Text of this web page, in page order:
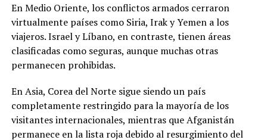
En Medio Oriente, los conflictos armados cerraron
virtualmente países como Siria, Irak y Yemen a los
viajeros. Israel y Líbano, en contraste, tienen áreas
clasificadas como seguras, aunque muchas otras
permanecen prohibidas.
En Asia, Corea del Norte sigue siendo un país
completamente restringido para la mayoría de los
visitantes internacionales, mientras que Afganistán
permanece en la lista roja debido al resurgimiento del